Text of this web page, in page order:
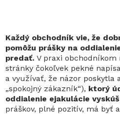
Každý obchodník vie, že
pomôžu prášky na
predať. V praxi obchodníkom
stránky čokoľvek pekné
a využívať, že názor poskytla
„spokojný zákazník“), ktorý
oddialenie ejakulácie
práškov, plné pozitív, má byť